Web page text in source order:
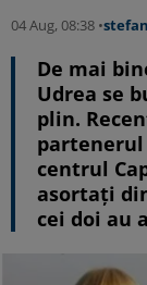
04 Aug, 08:38 •
De mai
Udrea se
plin.
partenerul
centrul
asortați
cei doi au